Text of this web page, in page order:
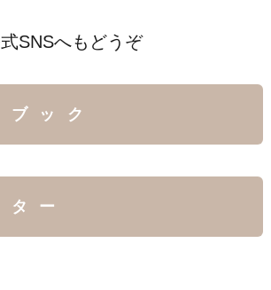
SNSへもどうぞ
ブック
ター